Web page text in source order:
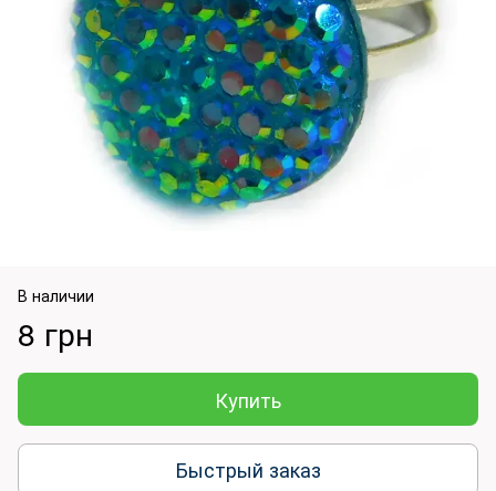
В наличии
8 грн
Купить
Быстрый заказ